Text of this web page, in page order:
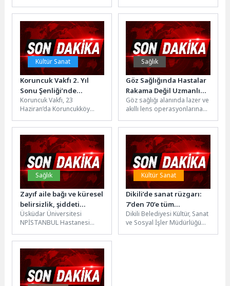
yoğunlaşırken, açık alanlarda
kene tutunmasına bağlı
olarak Kırım...
töreninde konuşan Başkan
Mutlu, “Bir Taziye...
Kültür Sanat
Koruncuk Vakfı 2. Yıl
Sonu Şenliği’nde
Mezuniyet Coşkusunu ve
Dayanışmayı Bir Araya
Getirdi
Koruncuk Vakfı, 23
Haziran’da Koruncukköy
Sonu Şenliği’nde Koruncuk
kızlarının mezuniyet
heyecanını...
Sağlık
Göz Sağlığında Hastalar
Rakama Değil Uzmanlığa
Bakıyor
Göz sağlığı alanında lazer ve
akıllı lens operasyonlarına
tüketici kararlarının
merkezinde maliyet...
Sağlık
Zayıf aile bağı ve küresel
belirsizlik, şiddeti
artıran ‘güvenlik
erozyonu’na yol açıyor!
Üsküdar Üniversitesi
NPİSTANBUL Hastanesi
Gül Eryılmaz, dijitalleşme,
değişen rol modeller,
zayıflayan...
Kültür Sanat
Dikili’de sanat rüzgarı:
7’den 70’e tüm
kursiyerler yıl sonu
coşkusunda buluştu
Dikili Belediyesi Kültür, Sanat
ve Sosyal İşler Müdürlüğü